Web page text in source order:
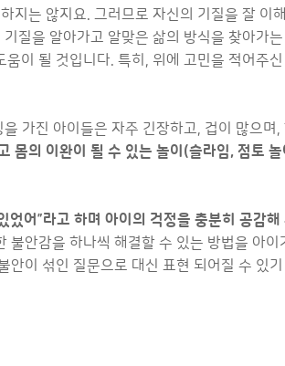
지는 않지요. 그러므로 자신의 기질을 잘 이
질을 알아가고 알맞은 삶의 방식을 찾아가
이 될 것입니다. 특히, 위에 고민을 적어주신
가진 아이들은 자주 긴장하고, 겁이 많으며
몸의 이완이 될 수 있는 놀이(슬라임, 점토
어”라고 하며 아이의 걱정을 충분히 공감
안감을 하나씩 해결할 수 있는 방법을 아이
이 섞인 질문으로 대신 표현 되어질 수 있기